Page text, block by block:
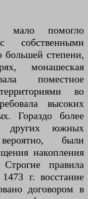
мало помогло
степени,
монашеская
поместное
во
высоких
Гораздо более
других южных
были
накопления
правила
г. восстание
договором в